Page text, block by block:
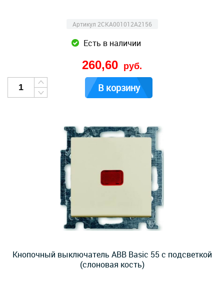
Артикул 2CKA001012A2156
Есть в наличии
260,60 руб.
В корзину
Кнопочный выключатель ABB Basic 55 с подсветкой
(слоновая кость)